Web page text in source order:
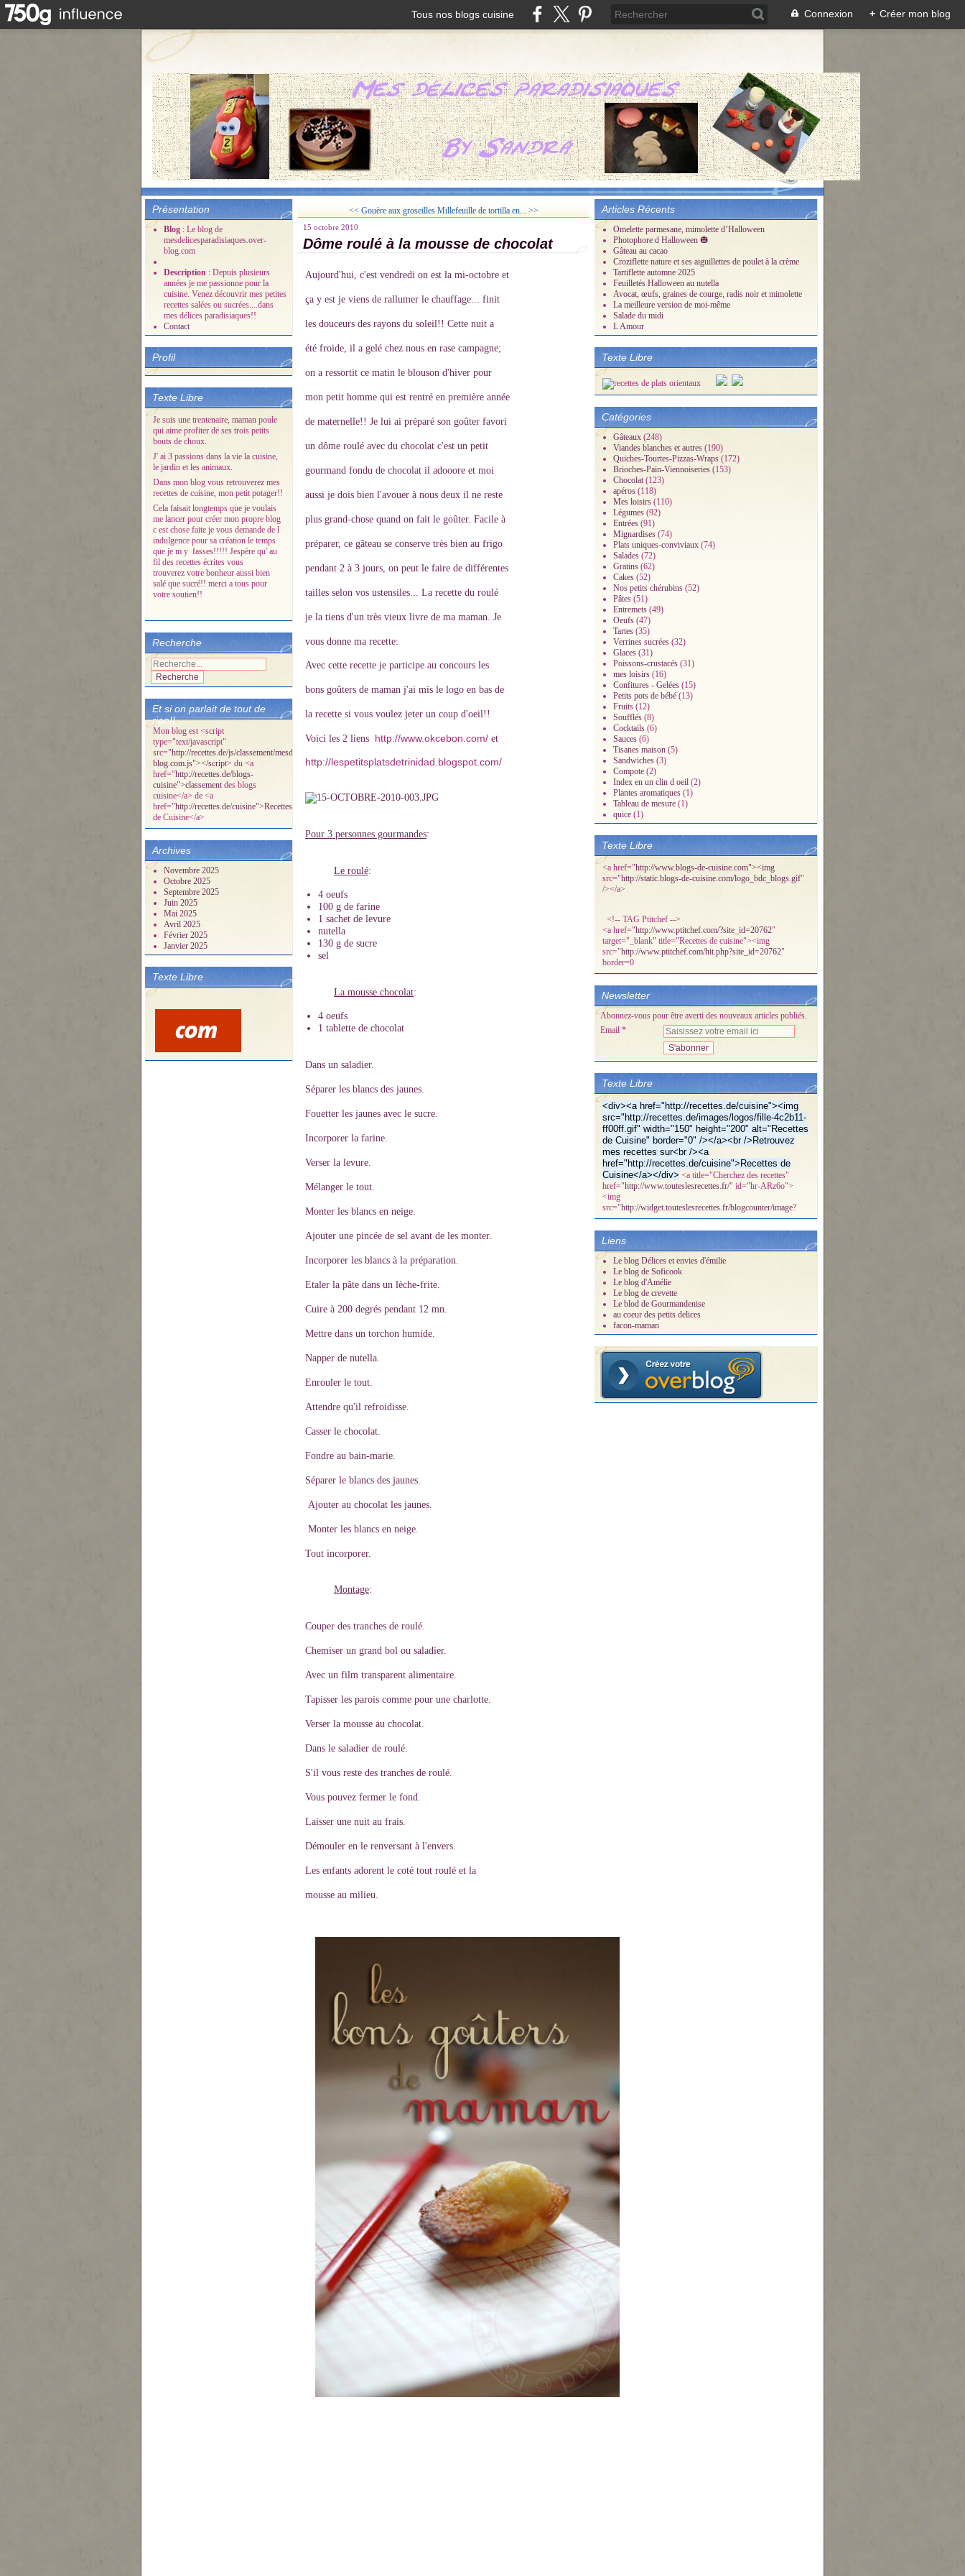
Tous nos blogs cuisine Connexion + Créer mon blog
Présentation
Blog : Le blog de
mesdelicesparadisiaques.over-
blog.com
Description : Depuis plusieurs
années je me passionne pour la
cuisine. Venez découvrir mes petites
recettes salées ou sucrées....dans
mes délices paradisiaques!!
Contact
Profil
Texte Libre
Je suis une trentenaire, maman poule
qui aime profiter de ses trois petits
bouts de choux.
J' ai 3 passions dans la vie la cuisine,
le jardin et les animaux.
Dans mon blog vous retrouverez mes
recettes de cuisine, mon petit potager!!
Cela faisait longtemps que je voulais
me lancer pour créer mon propre blog
c est chose faite je vous demande de l
indulgence pour sa création le temps
que je m y fasses!!!!! Jespère qu' au
fil des recettes écrites vous
trouverez votre bonheur aussi bien
salé que sucré!! merci a tous pour
votre soutien!!
Recherche
Et si on parlait de tout de
rien!!
Mon blog est <script
type="text/javascript"
src="http://recettes.de/js/classement/mesdelicesparadisiaques.over-
blog.com.js"></script> du <a
href="http://recettes.de/blogs-
cuisine">classement des blogs
cuisine</a> de <a
href="http://recettes.de/cuisine">Recettes
de Cuisine</a>
Archives
Novembre 2025
Octobre 2025
Septembre 2025
Juin 2025
Mai 2025
Avril 2025
Février 2025
Janvier 2025
Texte Libre
<< Gouère aux groseilles Millefeuille de tortilla en... >>
15 octobre 2010
Dôme roulé à la mousse de chocolat
Aujourd'hui, c'est vendredi on est la mi-octobre et
ça y est je viens de rallumer le chauffage... finit
les douceurs des rayons du soleil!! Cette nuit a
été froide, il a gelé chez nous en rase campagne;
on a ressortit ce matin le blouson d'hiver pour
mon petit homme qui est rentré en première année
de maternelle!! Je lui ai préparé son goûter favori
un dôme roulé avec du chocolat c'est un petit
gourmand fondu de chocolat il adooore et moi
aussi je dois bien l'avouer à nous deux il ne reste
plus grand-chose quand on fait le goûter. Facile à
préparer, ce gâteau se conserve très bien au frigo
pendant 2 à 3 jours, on peut le faire de différentes
tailles selon vos ustensiles... La recette du roulé
je la tiens d'un très vieux livre de ma maman. Je
vous donne ma recette:
Avec cette recette je participe au concours les
bons goûters de maman j'ai mis le logo en bas de
la recette si vous voulez jeter un coup d'oeil!!
Voici les 2 liens http://www.okcebon.com/ et
http://lespetitsplatsdetrinidad.blogspot.com/
Pour 3 personnes gourmandes:
Le roulé:
4 oeufs
100 g de farine
1 sachet de levure
nutella
130 g de sucre
sel
La mousse chocolat:
4 oeufs
1 tablette de chocolat
Dans un saladier.
Séparer les blancs des jaunes.
Fouetter les jaunes avec le sucre.
Incorporer la farine.
Verser la levure.
Mélanger le tout.
Monter les blancs en neige.
Ajouter une pincée de sel avant de les monter.
Incorporer les blancs à la préparation.
Etaler la pâte dans un lèche-frite.
Cuire à 200 degrés pendant 12 mn.
Mettre dans un torchon humide.
Napper de nutella.
Enrouler le tout.
Attendre qu'il refroidisse.
Casser le chocolat.
Fondre au bain-marie.
Séparer le blancs des jaunes.
Ajouter au chocolat les jaunes.
Monter les blancs en neige.
Tout incorporer.
Montage:
Couper des tranches de roulé.
Chemiser un grand bol ou saladier.
Avec un film transparent alimentaire.
Tapisser les parois comme pour une charlotte.
Verser la mousse au chocolat.
Dans le saladier de roulé.
S'il vous reste des tranches de roulé.
Vous pouvez fermer le fond.
Laisser une nuit au frais.
Démouler en le renversant à l'envers.
Les enfants adorent le coté tout roulé et la
mousse au milieu.
Articles Récents
Omelette parmesane, mimolette d’Halloween
Photophore d Halloween 🎃
Gâteau au cacao
Croziflette nature et ses aiguillettes de poulet à la crème
Tartiflette automne 2025
Feuilletés Halloween au nutella
Avocat, œufs, graines de courge, radis noir et mimolette
La meilleure version de moi-même
Salade du midi
L Amour
Texte Libre
Catégories
Gâteaux (248)
Viandes blanches et autres (190)
Quiches-Tourtes-Pizzas-Wraps (172)
Brioches-Pain-Viennoiseries (153)
Chocolat (123)
apéros (118)
Mes loisirs (110)
Légumes (92)
Entrées (91)
Mignardises (74)
Plats uniques-conviviaux (74)
Salades (72)
Gratins (62)
Cakes (52)
Nos petits chérubins (52)
Pâtes (51)
Entremets (49)
Oeufs (47)
Tartes (35)
Verrines sucrées (32)
Glaces (31)
Poissons-crustacés (31)
mes loisirs (16)
Confitures - Gelées (15)
Petits pots de bébé (13)
Fruits (12)
Soufflés (8)
Cocktails (6)
Sauces (6)
Tisanes maison (5)
Sandwiches (3)
Compote (2)
Index en un clin d oeil (2)
Plantes aromatiques (1)
Tableau de mesure (1)
quice (1)
Texte Libre
<a href="http://www.blogs-de-cuisine.com"><img
src="http://static.blogs-de-cuisine.com/logo_bdc_blogs.gif"
/></a>
<!-- TAG Ptitchef -->
<a href="http://www.ptitchef.com/?site_id=20762"
target="_blank" title="Recettes de cuisine"><img
src="http://www.ptitchef.com/hit.php?site_id=20762"
border=0
Newsletter
Abonnez-vous pour être averti des nouveaux articles publiés.
Email
Texte Libre
<div><a href="http://recettes.de/cuisine"><img
src="http://recettes.de/images/logos/fille-4c2b11-
ff00ff.gif" width="150" height="200" alt="Recettes
de Cuisine" border="0" /></a><br />Retrouvez
mes recettes sur<br /><a
href="http://recettes.de/cuisine">Recettes de
Cuisine</a></div> <a title="Cherchez des recettes"
href="http://www.touteslesrecettes.fr/" id="hr-ARz6o">
<img
src="http://widget.touteslesrecettes.fr/blogcounter/image?
Liens
Le blog Délices et envies d'émilie
Le blog de Soficook
Le blog d'Amélie
Le blog de crevette
Le blod de Gourmandenise
au coeur des petits delices
facon-maman